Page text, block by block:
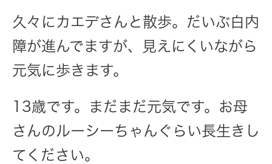
久々にカエデさんと散歩。だいぶ白内
障が進んでますが、見えにくいながら
元気に歩きます。
13歳です。まだまだ元気です。お母
さんのルーシーちゃんぐらい長生きし
てください。